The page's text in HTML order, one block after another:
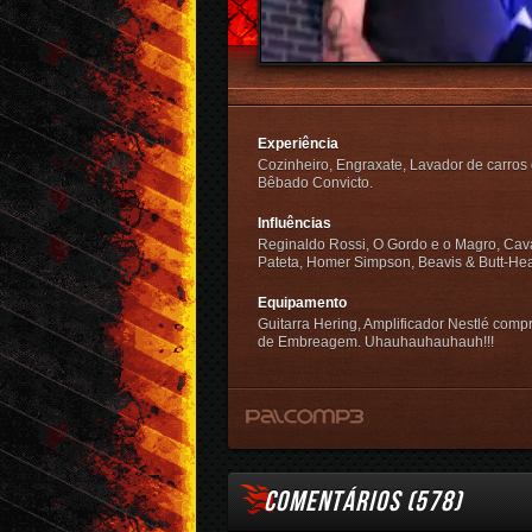
Experiência
Cozinheiro, Engraxate, Lavador de
Bêbado Convicto.
Influências
Reginaldo Rossi, O Gordo e o Magro,
Pateta, Homer Simpson, Beavis & Butt-
Equipamento
Guitarra Hering, Amplificador Nestlé
de Embreagem. Uhauhauhauhauh!!!
COMENTÁRIOS (578)